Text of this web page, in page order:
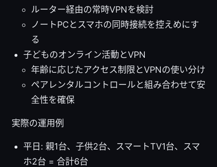
ルーター経由の常時VPNを検討
ノートPCとスマホの同時接続を控えめにす
る
子どものオンライン活動とVPN
年齢に応じたアクセス制限とVPNの使い分け
ペアレンタルコントロールと組み合わせて安
全性を確保
実際の運用例
平日: 親1台、子供2台、スマートTV1台、スマ
ホ2台 = 合計6台